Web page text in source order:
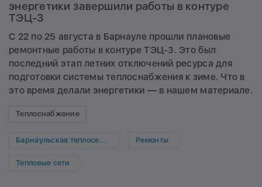
энергетики завершили работы в контуре
ТЭЦ-3
С 22 по 25 августа в Барнауле прошли плановые
ремонтные работы в контуре ТЭЦ-3. Это был
последний этап летних отключений ресурса для
подготовки системы теплоснабжения к зиме. Что в
это время делали энергетики — в нашем материале.
Теплоснабжение
Барнаульская теплосетевая компания Ремонты
Тепловые сети